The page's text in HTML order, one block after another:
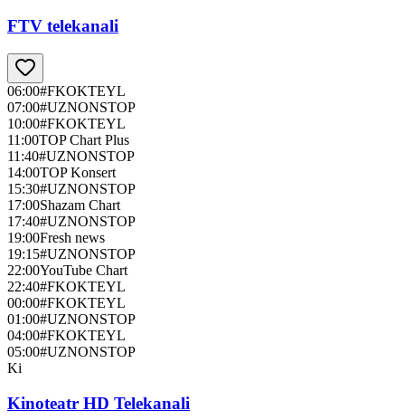
FTV telekanali
06:00#FKOKTEYL
07:00#UZNONSTOP
10:00#FKOKTEYL
11:00TOP Chart Plus
11:40#UZNONSTOP
14:00TOP Konsert
15:30#UZNONSTOP
17:00Shazam Chart
17:40#UZNONSTOP
19:00Fresh news
19:15#UZNONSTOP
22:00YouTube Chart
22:40#FKOKTEYL
00:00#FKOKTEYL
01:00#UZNONSTOP
04:00#FKOKTEYL
05:00#UZNONSTOP
Ki
Kinoteatr HD Telekanali